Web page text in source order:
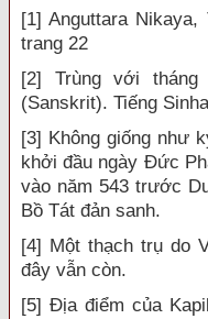
[1] Anguttara
trang 22
[2] Trùng với tháng
(Sanskrit). Tiếng
[3] Không giống như
khởi đầu ngày Đức
vào năm 543 trước
Bồ Tát đản sanh.
[4] Một thạch trụ do
đây vẫn còn.
[5] Địa điểm của